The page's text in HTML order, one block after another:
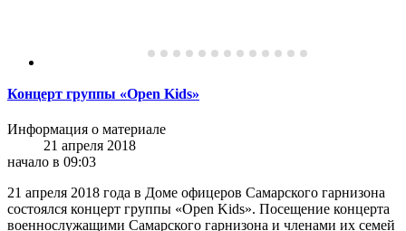
Концерт группы «Open Kids»
Информация о материале
21 апреля 2018
начало в 09:03
21 апреля 2018 года в Доме офицеров Самарского гарнизона
состоялся концерт группы «Open Kids». Посещение концерта
военнослужащими Самарского гарнизона и членами их семей